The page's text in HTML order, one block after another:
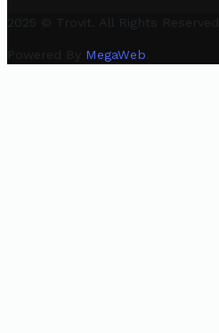
2025 © Trovit. All Rights Reserved.
Powered By MegaWeb